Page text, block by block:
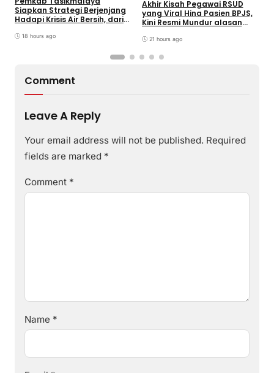
Siapkan Strategi Berjenjang
Hadapi Krisis Air Bersih, dari
Gerakan Reboisasi
18 hours ago
Akhir Kisah Pegawai RSUD
yang Viral Hina Pasien BPJS,
Kini Resmi Mundur alasan
21 hours ago
Comment
Leave A Reply
Your email address will not be published. Required
fields are marked *
Comment *
Name *